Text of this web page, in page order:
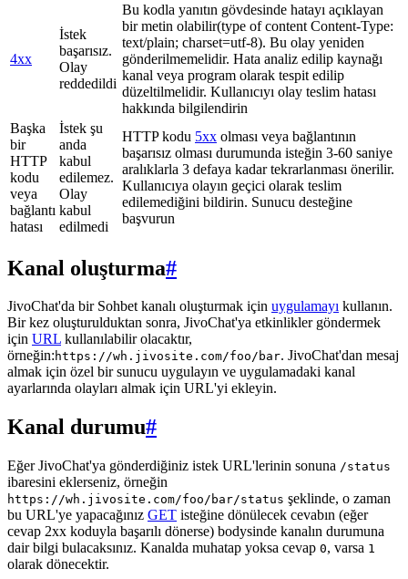
4xx
İstek
başarısız.
Olay
reddedildi
Bu kodla yanıtın gövdesinde hatayı açıklayan
bir metin olabilir(type of content Content-Type:
text/plain; charset=utf-8). Bu olay yeniden
gönderilmemelidir. Hata analiz edilip kaynağı
kanal veya program olarak tespit edilip
düzeltilmelidir. Kullanıcıyı olay teslim hatası
hakkında bilgilendirin
Başka
bir
HTTP
kodu
veya
bağlantı
hatası
İstek şu
anda
kabul
edilemez.
Olay
kabul
edilmedi
HTTP kodu 5xx olması veya bağlantının
başarısız olması durumunda isteğin 3-60 saniye
aralıklarla 3 defaya kadar tekrarlanması önerilir.
Kullanıcıya olayın geçici olarak teslim
edilemediğini bildirin. Sunucu desteğine
başvurun
Kanal oluşturma#
JivoChat'da bir Sohbet kanalı oluşturmak için uygulamayı kullanın.
Bir kez oluşturulduktan sonra, JivoChat'ya etkinlikler göndermek
için URL kullanılabilir olacaktır,
örneğin: https://wh.jivosite.com/foo/bar. JivoChat'dan mesaj
almak için özel bir sunucu uygulayın ve uygulamadaki kanal
ayarlarında olayları almak için URL'yi ekleyin.
Kanal durumu#
Eğer JivoChat'ya gönderdiğiniz istek URL'lerinin sonuna /status
ibaresini eklerseniz, örneğin
https://wh.jivosite.com/foo/bar/status şeklinde, o zaman
bu URL'ye yapacağınız GET isteğine dönülecek cevabın (eğer
cevap 2xx koduyla başarılı dönerse) bodysinde kanalın durumuna
dair bilgi bulacaksınız. Kanalda muhatap yoksa cevap 0, varsa 1
olarak dönecektir.